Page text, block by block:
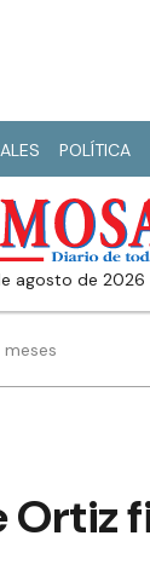
POLÍTICA
agosto de 2026